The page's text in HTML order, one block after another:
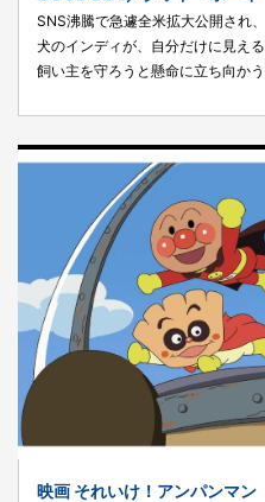
SNS沸騰で急遽全米拡大公開され
犬のインディが、自分だけに見える
飼い主を守ろうと懸命に立ち向か
映画 それいけ！アンパンマ